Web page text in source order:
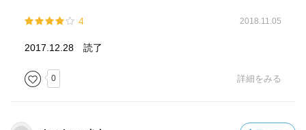
4 2018.11.05
2017.12.28 読了
0 詳細をみる